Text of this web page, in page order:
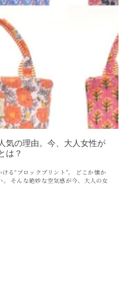
気の理由。今、大人女性が
は？
る“ブロックプリント”。 どこか懐か
そんな絶妙な空気感が今、大人の女